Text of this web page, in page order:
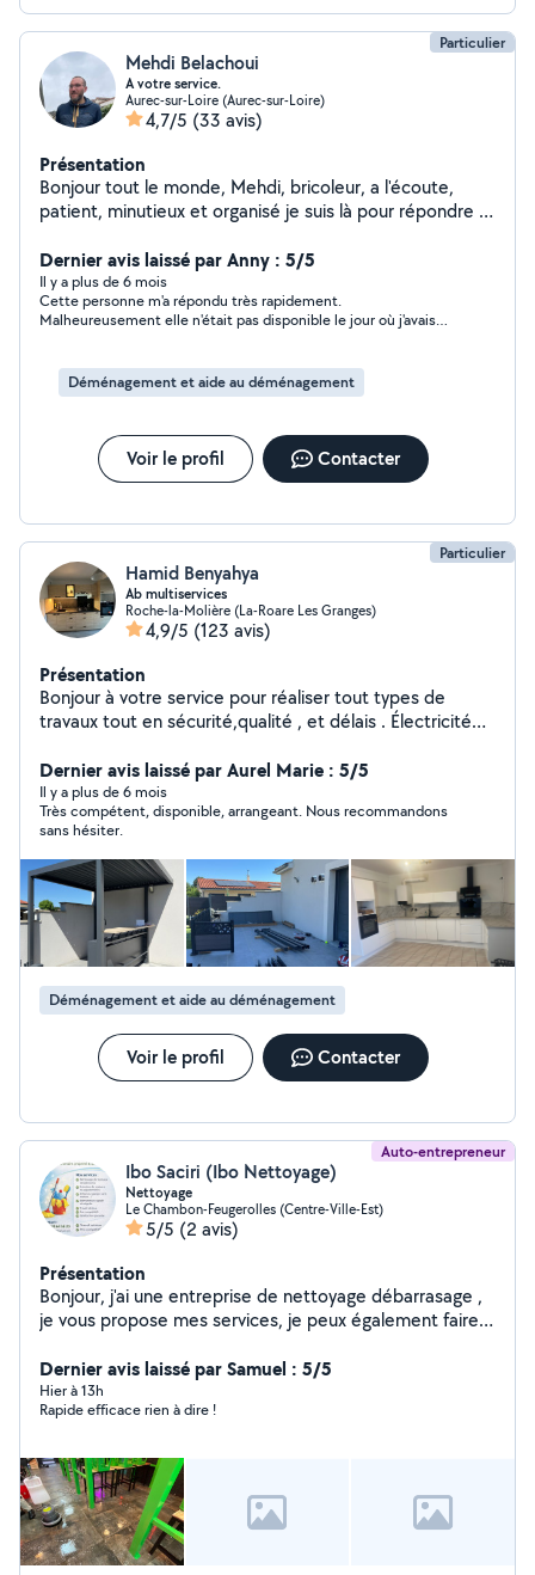
Particulier
Mehdi Belachoui
A votre service.
Aurec-sur-Loire (Aurec-sur-Loire)
4,7/5 (33 avis)
Présentation
Bonjour tout le monde, Mehdi, bricoleur, a l'écoute,
patient, minutieux et organisé je suis là pour répondre à
de haie, jardinage, peinture, tapisserie, pose de
parquet, repassage, ménage, déménagement...).
N'hésitez pas à me contactez, je serai ravi d'échanger
avec vous. Au plaisir.
Dernier avis laissé par Anny : 5/5
Il y a plus de 6 mois
Cette personne m'a répondu très rapidement.
Malheureusement elle n'était pas disponible le jour où j'avais
Déménagement et aide au déménagement
Voir le profil Contacter
Particulier
Hamid Benyahya
Ab multiservices
Roche-la-Molière (La-Roare Les Granges)
4,9/5 (123 avis)
Présentation
Bonjour à votre service pour réaliser tout types de
travaux tout en sécurité,qualité , et délais . Électricité
neuf. Volet roulant ( manuel, ou électrique ) Serrurier.
(urgence, changement,etc) Plomberie
(urgences,sanitaire bouché) Montage de
meuble(chambre ,cuisine équipée ,table) Tringlerie
(rideaux ,étagère ..) Électroménager lave linge, sèche
linge ( dépannage,petit ou gros) Nettoyages :canapé.
Tonte pelouse , arbuste. Déménagement.
Désencombrement vide cave ,garage. Débarrasse tout
électroménager . Pose parquet flottant,bois, ou
stratifié. Livraison dans toute la France !!! Panne diverses
urgente .
Dernier avis laissé par Aurel Marie : 5/5
Il y a plus de 6 mois
Très compétent, disponible, arrangeant. Nous recommandons
sans hésiter.
Déménagement et aide au déménagement
Voir le profil Contacter
Auto-entrepreneur
Ibo Saciri (Ibo Nettoyage)
Nettoyage
Le Chambon-Feugerolles (Centre-Ville-Est)
5/5 (2 avis)
Présentation
Bonjour, j'ai une entreprise de nettoyage débarrasage ,
je vous propose mes services, je peux également faire
Dernier avis laissé par Samuel : 5/5
Hier à 13h
Rapide efficace rien à dire !